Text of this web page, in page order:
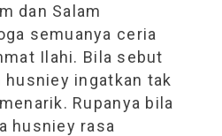
dan Salam
semuanya ceria
Ilahi. Bila sebut
husniey ingatkan tak
Rupanya bila
husniey rasa